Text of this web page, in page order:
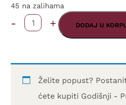
45 na zalihama
-
(Ulaznica+Web)
02.03.2025.
količina
+ DODAJ U
Želite popust?
ćete kupiti Godišnji -